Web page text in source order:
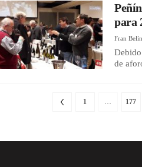
para
Fran Belín
de
1 … 177